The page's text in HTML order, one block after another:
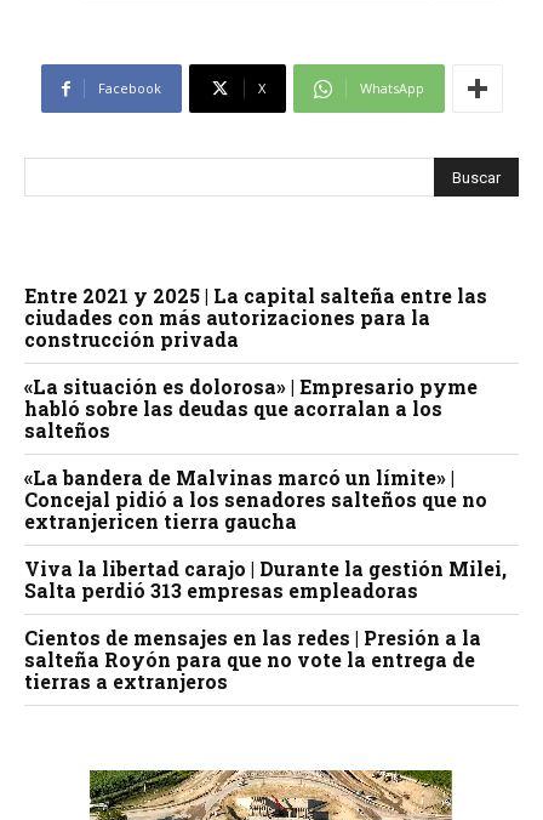
Facebook X WhatsApp
Entre 2021 y 2025 | La capital salteña entre las
ciudades con más autorizaciones para la
construcción privada
«La situación es dolorosa» | Empresario pyme
habló sobre las deudas que acorralan a los
salteños
«La bandera de Malvinas marcó un límite» |
Concejal pidió a los senadores salteños que no
extranjericen tierra gaucha
Viva la libertad carajo | Durante la gestión Milei,
Salta perdió 313 empresas empleadoras
Cientos de mensajes en las redes | Presión a la
salteña Royón para que no vote la entrega de
tierras a extranjeros